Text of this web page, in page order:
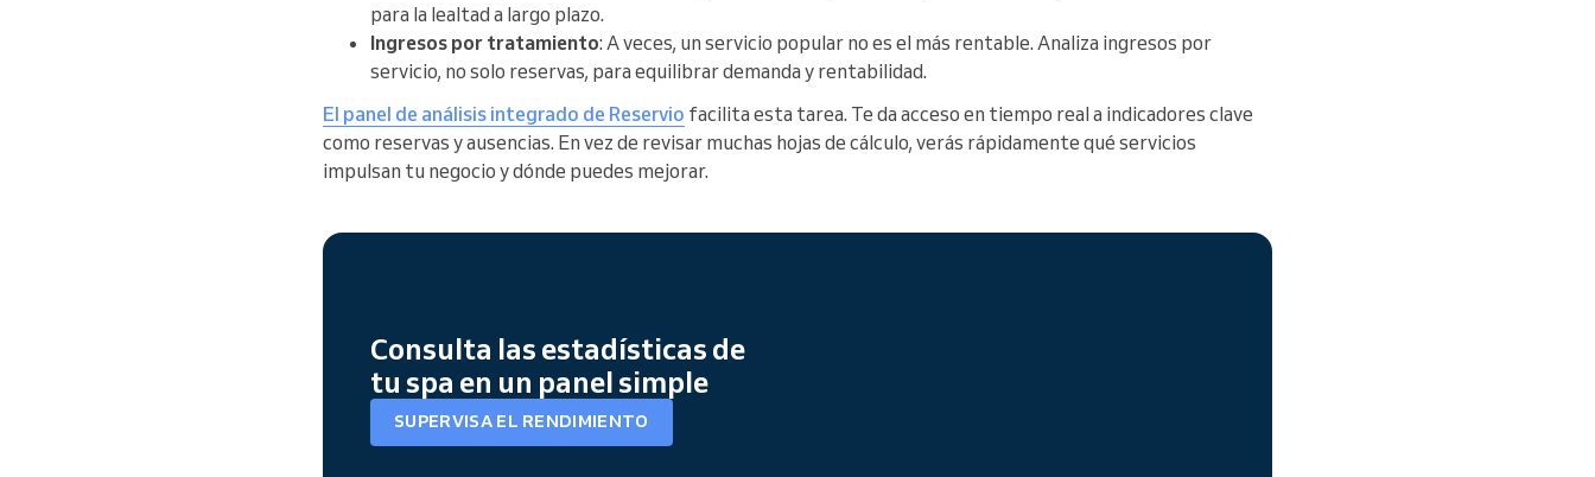
para la lealtad a largo plazo.
Ingresos por tratamiento: A veces, un servicio popular no es el más rentable. Analiza ingresos por
servicio, no solo reservas, para equilibrar demanda y rentabilidad.
El panel de análisis integrado de Reservio facilita esta tarea. Te da acceso en tiempo real a indicadores clave
como reservas y ausencias. En vez de revisar muchas hojas de cálculo, verás rápidamente qué servicios
impulsan tu negocio y dónde puedes mejorar.
Consulta las estadísticas de
tu spa en un panel simple
SUPERVISA EL RENDIMIENTO